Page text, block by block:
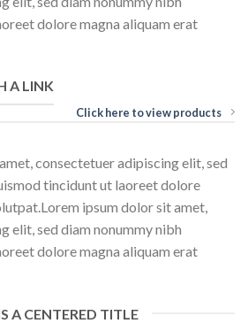
dolore magna aliquam erat
A LINK
Click here to view products
consectetuer adipiscing elit, sed
tincidunt ut laoreet dolore
ipsum dolor sit amet,
elit, sed diam nonummy nibh
dolore magna aliquam erat
A CENTERED TITLE